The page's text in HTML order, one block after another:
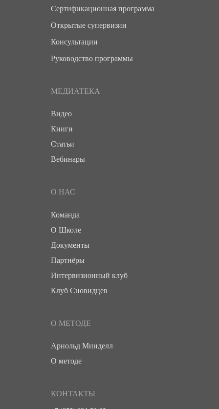
МЕДИАТЕКА
О НАС
О МЕТОДЕ
КОНТАКТЫ
Видео
Команда
Арнольд Минделл
Сертификационная программа
Открытые супервизии
Консультации
Руководство программы
Книги
Статьи
Вебинары
О Школе
Документы
Партнёры
Интервизионный клуб
Клуб Сновидцев
О методе